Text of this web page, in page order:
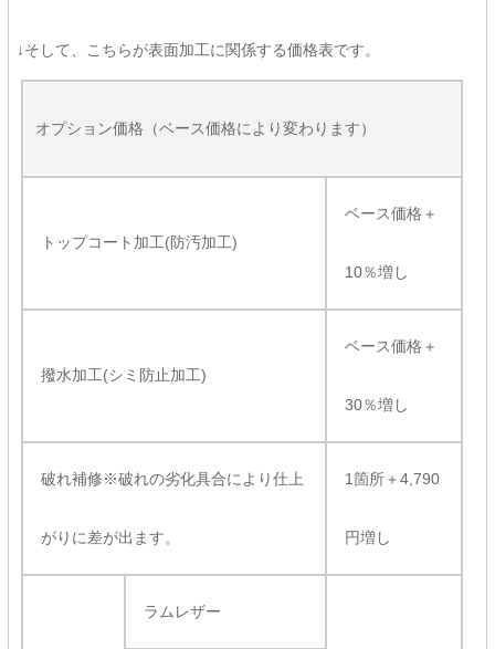
↓そして、こちらが表面加工に関係する価格表です。
オプション価格（ベース価格により変わります）
トップコート加工(防汚加工)
ベース価格＋
10％増し
撥水加工(シミ防止加工)
ベース価格＋
30％増し
破れ補修※破れの劣化具合により仕上
がりに差が出ます。
1箇所＋4,790
円増し
ラムレザー